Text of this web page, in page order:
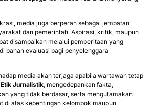
media juga berperan sebagai jembatan
dan pemerintah. Aspirasi, kritik, maupun
disampaikan melalui pemberitaan yang
bahan evaluasi bagi penyelenggara
media akan terjaga apabila wartawan tetap
Jurnalistik, mengedepankan fakta,
yang tidak berdasar, serta mengutamakan
di atas kepentingan kelompok maupun